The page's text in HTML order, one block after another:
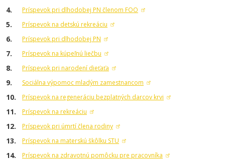
Príspevok pri dlhodobej PN členom FOO
Príspevok na detskú rekreáciu
Príspevok pri dlhodobej PN
Príspevok na kúpeľnú liečbu
Príspevok pri narodení dieťaťa
Sociálna výpomoc mladým zamestnancom
Príspevok na regeneráciu bezplatných darcov krvi
Príspevok na rekreáciu
Príspevok pri úmrtí člena rodiny
Príspevok na materskú škôlku STU
Príspevok na zdravotnú pomôcku pre pracovníka